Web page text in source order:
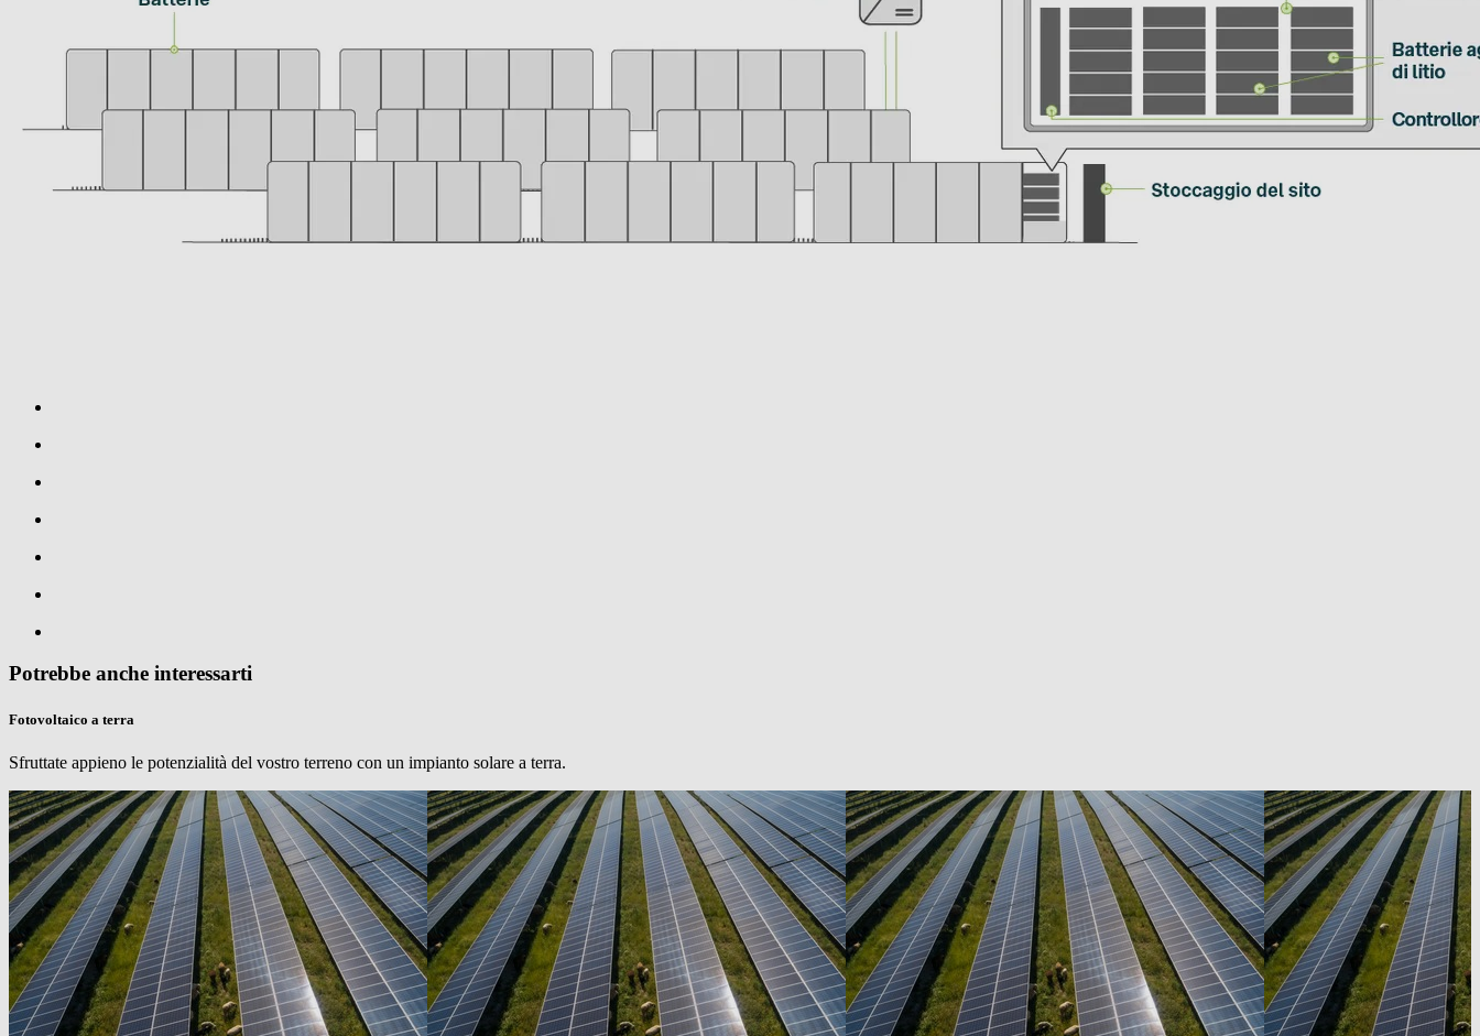
Potrebbe anche interessarti
Fotovoltaico a terra
Sfruttate appieno le potenzialità del vostro terreno con un impianto solare a terra.